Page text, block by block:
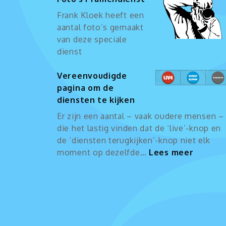
Frank Kloek heeft een
aantal foto’s gemaakt
van deze speciale
dienst
Vereenvoudigde
pagina om de
diensten te kijken
Er zijn een aantal – vaak oudere mensen –
die het lastig vinden dat de ‘live’-knop en
de ‘diensten terugkijken’-knop niet elk
moment op dezelfde… Lees meer